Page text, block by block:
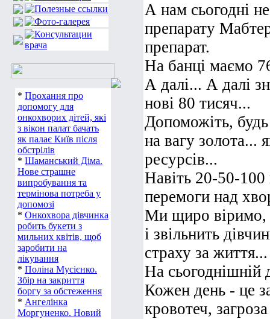
* Прохання про
допомогу для
онкохворих дітей, які
з вікон палат бачать
як палає Київ після
обстрілів
* Шаманський Діма.
Нове страшне
випробування та
термінова потреба у
допомозі
* Онкохвора дівчинка
робить букети з
мильних квітів, щоб
заробити на
лікування
* Поліна Мусієнко.
Збір на закриття
боргу за обстеження
* Ангелінка
Моргуненко. Новий
А нам сьогодні
препарату
препарат.
На банці маємо
А далі... А далі
нові 80 тисяч...
Допоможіть,
на вагу золота...
ресурсів...
Навіть 20-50-100
перемоги над
Ми щиро віримо,
і звільнить
страху за життя...
На сьогоднішній
Кожен день - це
кровотеч,